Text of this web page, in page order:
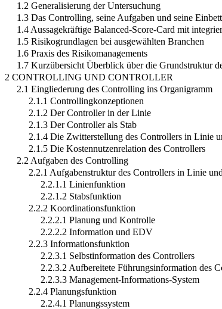
1.2 Generalisierung der Untersuchung
1.3 Das Controlling, seine Aufgaben und seine
1.4 Aussagekräftige Balanced-Score-Card mit
1.5 Risikogrundlagen bei ausgewählten Branchen
1.6 Praxis des Risikomanagements
1.7 Kurzübersicht Überblick über die Grundstruktur
2 CONTROLLING UND CONTROLLER
2.1 Eingliederung des Controlling ins Organigramm
2.1.1 Controllingkonzeptionen
2.1.2 Der Controller in der Linie
2.1.3 Der Controller als Stab
2.1.4 Die Zwitterstellung des Controllers in Linie
2.1.5 Die Kostennutzenrelation des Controllers
2.2 Aufgaben des Controlling
2.2.1 Aufgabenstruktur des Controllers in Linie
2.2.1.1 Linienfunktion
2.2.1.2 Stabsfunktion
2.2.2 Koordinationsfunktion
2.2.2.1 Planung und Kontrolle
2.2.2.2 Information und EDV
2.2.3 Informationsfunktion
2.2.3.1 Selbstinformation des Controllers
2.2.3.2 Aufbereitete Führungsinformation des
2.2.3.3 Management-Informations-System
2.2.4 Planungsfunktion
2.2.4.1 Planungssystem